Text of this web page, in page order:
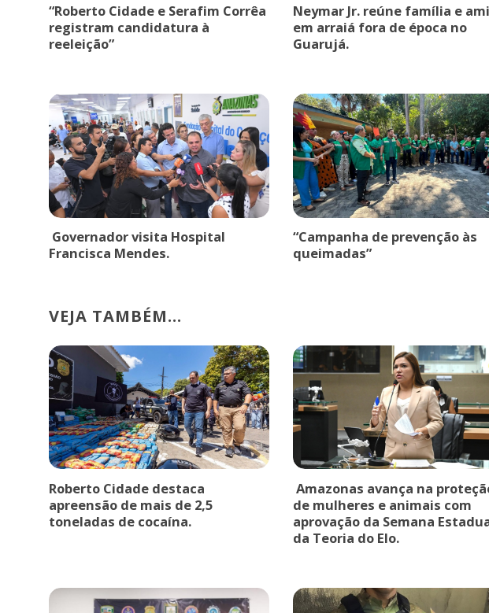
“Roberto Cidade e Serafim Corrêa
registram candidatura à
reeleição”
Neymar Jr. reúne família e
em arraiá fora de época no
Guarujá.
Governador visita Hospital
Francisca Mendes.
“Campanha de prevenção às
queimadas”
VEJA TAMBÉM...
Roberto Cidade destaca
apreensão de mais de 2,5
toneladas de cocaína.
Amazonas avança na
de mulheres e animais com
aprovação da Semana
da Teoria do Elo.